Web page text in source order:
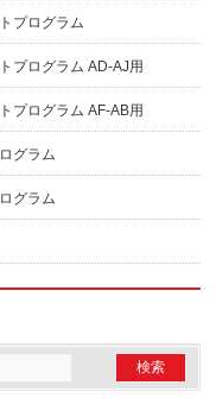
プログラム
プログラム AD-AJ用
プログラム AF-AB用
グラム
グラム